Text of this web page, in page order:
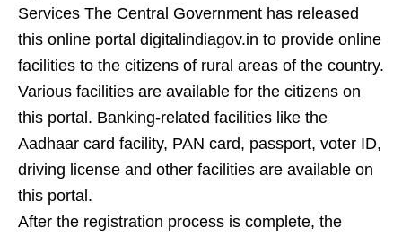
Services The Central Government has released
this online portal digitalindiagov.in to provide online
facilities to the citizens of rural areas of the country.
Various facilities are available for the citizens on
this portal. Banking-related facilities like the
Aadhaar card facility, PAN card, passport, voter ID,
driving license and other facilities are available on
this portal.
After the registration process is complete, the